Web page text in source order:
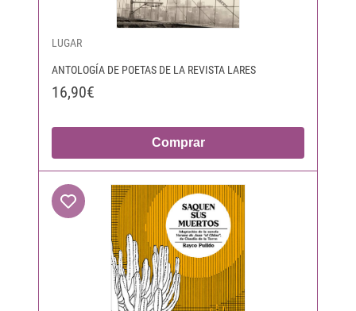
LUGAR
ANTOLOGÍA DE POETAS DE LA REVISTA LARES
16,90€
Comprar